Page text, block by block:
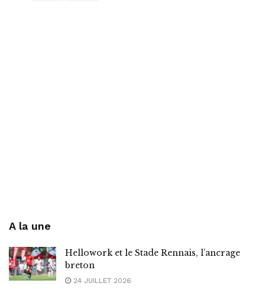
A la une
Hellowork et le Stade Rennais, l’ancrage
breton
24 JUILLET 2026